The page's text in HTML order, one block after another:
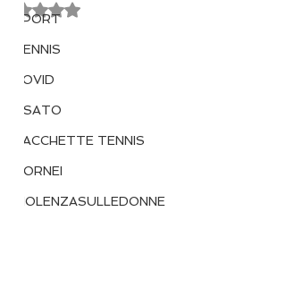
SPORT
TENNIS
COVID
USATO
RACCHETTE TENNIS
TORNEI
VIOLENZASULLEDONNE
Valutazione NaN stelle su 5.